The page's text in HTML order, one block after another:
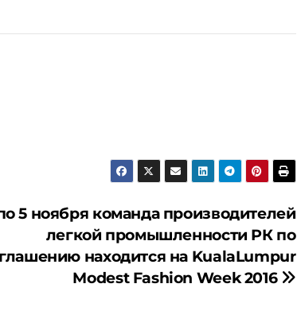
5 ноября команда производителей
легкой промышленности РК по
находится на KualaLumpur
Modest Fashion Week 2016